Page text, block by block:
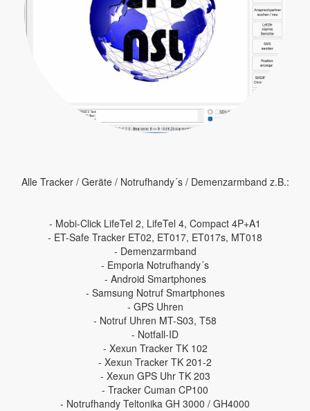
Alle Tracker / Geräte / Notrufhandy´s / Demenzarmband z.B.:
- Mobi-Click LifeTel 2, LifeTel 4, Compact 4P+A1
- ET-Safe Tracker ET02, ET017, ET017s, MT018
- Demenzarmband
- Emporia Notrufhandy´s
- Android Smartphones
- Samsung Notruf Smartphones
- GPS Uhren
- Notruf Uhren MT-S03, T58
- Notfall-ID
- Xexun Tracker TK 102
- Xexun Tracker TK 201-2
- Xexun GPS Uhr TK 203
- Tracker Cuman CP100
- Notrufhandy Teltonika GH 3000 / GH4000